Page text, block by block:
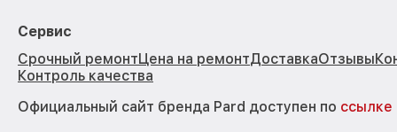
Сервис
Срочный ремонтЦена на ремонтДоставкаОтзывы
Контроль качества
Официальный сайт бренда Pard доступен по ссылке